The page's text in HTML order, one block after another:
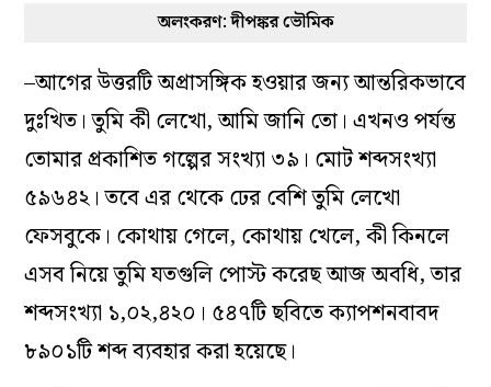
অলংকরণ: দীপঙ্কর ভৌমিক
–আগের উত্তরটি অপ্রাসঙ্গিক হওয়ার জন্য আন্তরিকভাবে
দুঃখিত। তুমি কী লেখো, আমি জানি তো। এখনও পর্যন্ত
তোমার প্রকাশিত গল্পের সংখ্যা ৩৯। মোট শব্দসংখ্যা
৫৯৬৪২। তবে এর থেকে ঢের বেশি তুমি লেখো
ফেসবুকে। কোথায় গেলে, কোথায় খেলে, কী কিনলে
এসব নিয়ে তুমি যতগুলি পোস্ট করেছ আজ অবধি, তার
শব্দসংখ্যা ১,০২,৪২০। ৫৪৭টি ছবিতে ক্যাপশনবাবদ
৮৯০১টি শব্দ ব্যবহার করা হয়েছে।